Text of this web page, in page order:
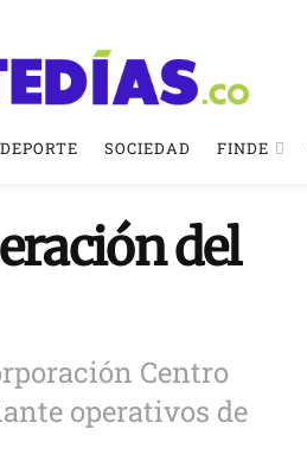
DEPORTE SOCIEDAD FINDE
del
Centro
operativos de